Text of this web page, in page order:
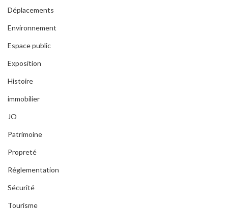
Déplacements
Environnement
Espace public
Exposition
Histoire
immobilier
JO
Patrimoine
Propreté
Réglementation
Sécurité
Tourisme